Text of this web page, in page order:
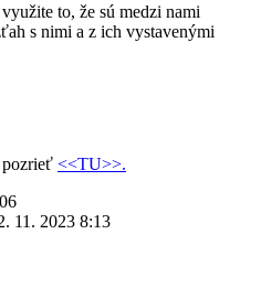
to, že sú medzi nami
s nimi a z ich vystavenými
pozrieť <<TU>>.
11. 2023 8:13